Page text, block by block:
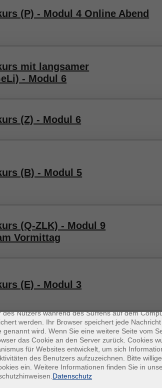
(P) - Modul 4 Online Abend
mit langsamer
- Modul 6
(Z) - Modul 6
(B) - Modul 5
(Q-ZLK) - Modul 9
Vormittag
(E) - Modul 3
(X) - Modul 5 Abend
des Nutzers während des Surfens auf dem
werden. Ihr Browser speichert jede
genannt wird. Wenn Sie eine weitere Seite vom
das Cookie an den Server zurück. Cookies
für Websites entwickelt, um sich
des Benutzers aufzuzeichnen. Bitte
ein. Weitere Informationen finden Sie in
Datenschutz